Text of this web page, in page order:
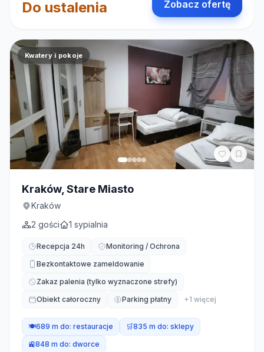
Do ustalenia Zobacz ofertę
Kwatery i pokoje
Kraków, Stare Miasto
Kraków
2 gości 1 sypialnia
Recepcja 24h
Monitoring / Ochrona
Bezkontaktowe zameldowanie
Zakaz palenia (tylko wyznaczone strefy)
Obiekt całoroczny
Parking płatny +1 więcej
🍽️689 m do: restauracje 🛒835 m do: sklepy
🚉848 m do: dworce